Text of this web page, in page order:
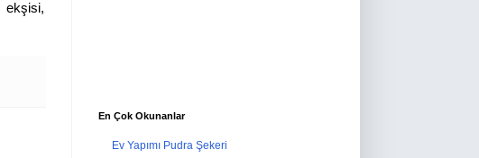
ekşisi,
En Çok Okunanlar
Ev Yapımı Pudra Şekeri